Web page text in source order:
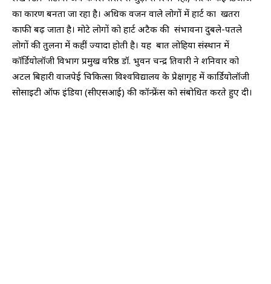
का कारण बनता जा रहा है। अधिक वजन वाले लोगों में हार्ट का खतरा
काफी बढ़ जाता है। मोटे लोगों को हार्ट अटैक की संभावना दुबले-पतले
लोगों की तुलना में कहीं ज्यादा होती है। यह बात लोहिया संस्थान में
कॉर्डियोलॉजी विभाग प्रमुख वरिष्ठ डॉ. भुवन चन्द्र तिवारी ने शनिवार को
अटल बिहारी वाजपेई चिकित्सा विश्वविद्यालय के प्रेक्षागृह में कार्डियोलॉजी
सोसाइटी ऑफ इंडिया (सीएसआई) की कॉन्फ्रेंस को संबोधित करते हुए दी।